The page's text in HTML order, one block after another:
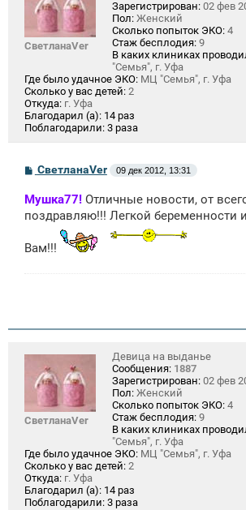
СветланаVer
Зарегистрирован: 02 фев
Пол: Женский
Сколько попыток ЭКО: 4
Стаж бесплодия: 9
В каких клиниках
"Семья", г. Уфа
Где было удачное ЭКО: МЦ "Семья", г. Уфа
Сколько у вас детей: 2
Откуда: г. Уфа
Благодарил (а): 14 раз
Поблагодарили: 3 раза
С
о
б
щ
и
СветланаVer 09 дек 2012, 13:31
Мушка77! Отличные новости, от
поздравляю!!! Легкой беременности
Вам!!!
СветланаVer
Девица на выданье
Сообщения: 1887
Зарегистрирован: 02 фев
Пол: Женский
Сколько попыток ЭКО: 4
Стаж бесплодия: 9
В каких клиниках
"Семья", г. Уфа
Где было удачное ЭКО: МЦ "Семья", г. Уфа
Сколько у вас детей: 2
Откуда: г. Уфа
Благодарил (а): 14 раз
Поблагодарили: 3 раза